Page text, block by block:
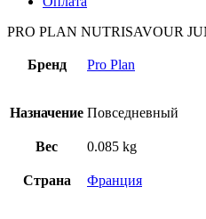
PRO PLAN NUTRISAVOUR
Бренд Pro Plan
Назначение Повседневный
Вес 0.085 kg
Страна Франция